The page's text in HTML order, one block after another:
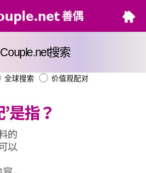
Couple.net搜索
全球搜索 价值观配对